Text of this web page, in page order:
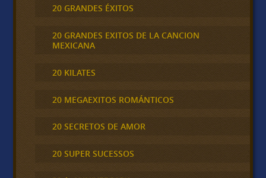
20 GRANDES ÉXITOS
20 GRANDES EXITOS DE LA CANCION
MEXICANA
20 KILATES
20 MEGAEXITOS ROMÁNTICOS
20 SECRETOS DE AMOR
20 SUPER SUCESSOS